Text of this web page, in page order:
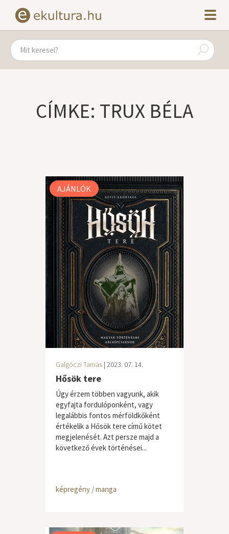
CÍMKE: TRUX BÉLA
AJÁNLÓK
Galgóczi Tamás | 2023. 07. 14.
Hősök tere
Úgy érzem többen vagyunk, akik
egyfajta fordulóponként, vagy
legalábbis fontos mérföldkőként
értékelik a Hősök tere című kötet
megjelenését. Azt persze majd a
következő évek történései...
képregény / manga